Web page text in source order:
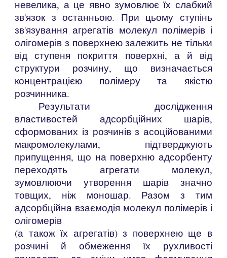
невелика, а це явно зумовлює їх слабкий
зв'язок з останньою. При цьому ступінь
зв'язування агрегатів молекул полімерів і
олігомерів з поверхнею залежить не тільки
від ступеня покриття поверхні, а й від
структури розчину, що визначається
концентрацією полімеру та якістю
розчинника.
Результати дослідження
властивостей адсорбційних шарів,
сформованих із розчинів з асоційованими
макромолекулами, підтверджують
припущення, що на поверхню адсорбенту
переходять агрегати молекул,
зумовлюючи утворення шарів значно
товщих, ніж моношар. Разом з тим
адсорбційна взаємодія молекул полімерів і
олігомерів
(а також їх агрегатів) з поверхнею ще в
розчині й обмеження їх рухливості